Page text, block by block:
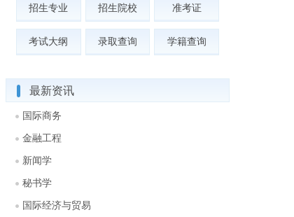
招生专业 招生院校 准考证
考试大纲 录取查询 学籍查询
最新资讯
国际商务
金融工程
新闻学
秘书学
国际经济与贸易